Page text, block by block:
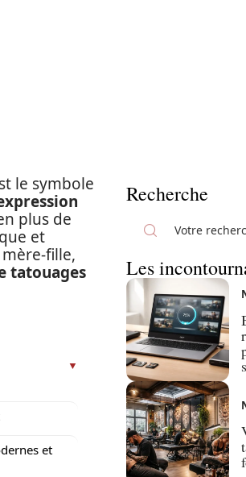
le symbole
plus de
et
fille,
tatouages
et
Recherche
Les